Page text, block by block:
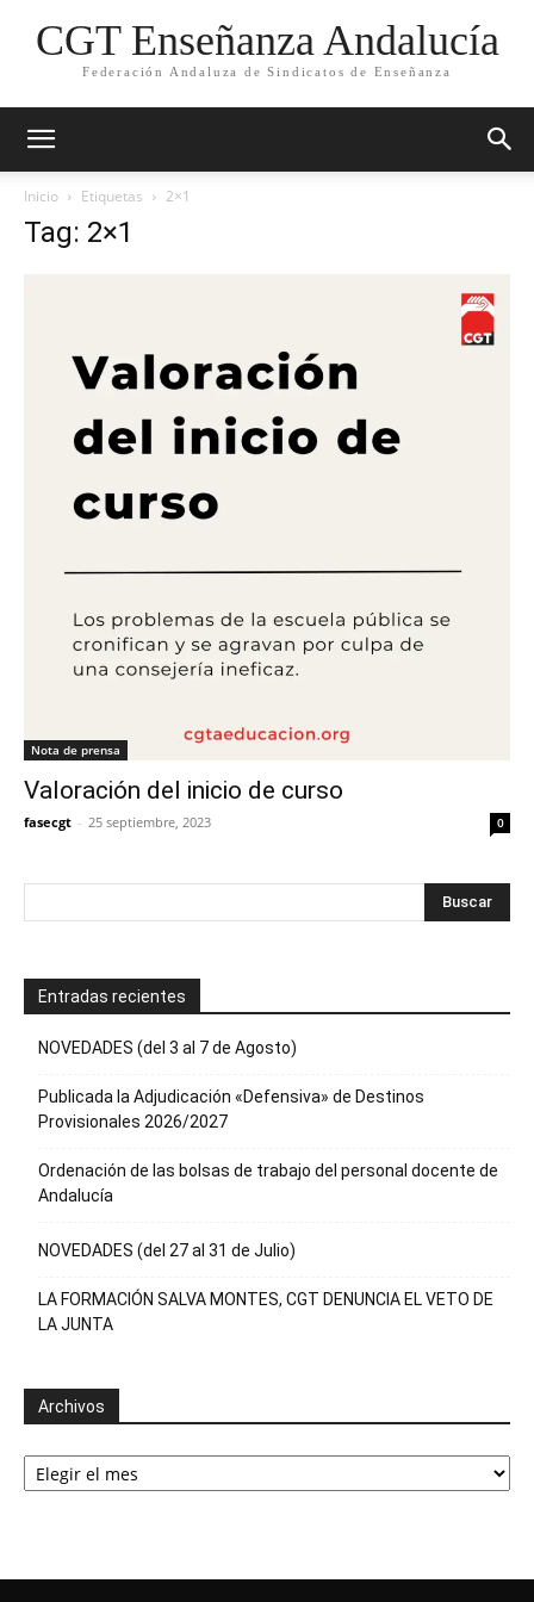
CGT Enseñanza Andalucía
Federación Andaluza de Sindicatos de Enseñanza
Inicio Etiquetas 2×1
Tag: 2×1
Nota de prensa
Valoración del inicio de curso
fasecgt - 25 septiembre, 2023 0
Entradas recientes
NOVEDADES (del 3 al 7 de Agosto)
Publicada la Adjudicación «Defensiva» de Destinos
Provisionales 2026/2027
Ordenación de las bolsas de trabajo del personal docente de
Andalucía
NOVEDADES (del 27 al 31 de Julio)
LA FORMACIÓN SALVA MONTES, CGT DENUNCIA EL VETO DE
LA JUNTA
Archivos
Archivos